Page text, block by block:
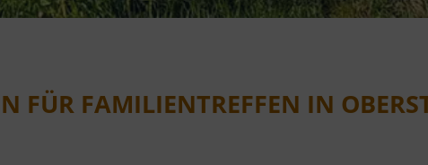
FÜR FAMILIENTREFFEN IN